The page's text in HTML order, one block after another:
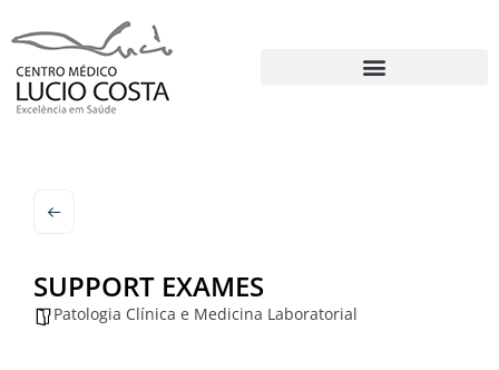
SUPPORT EXAMES
Patologia Clínica e Medicina Laboratorial